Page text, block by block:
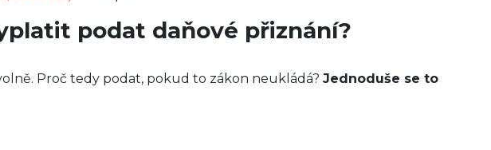
podat daňové přiznání?
Proč tedy podat, pokud to zákon neukládá? Jednoduše se to